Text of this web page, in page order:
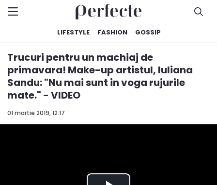
LIFESTYLE FASHION GOSSIP
01 martie 2019, 12:17
Trucuri pentru un machiaj de
primavara! Make-up artistul, Iuliana
Sandu: "Nu mai sunt in voga rujurile
mate." - VIDEO